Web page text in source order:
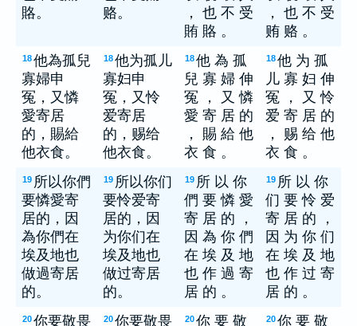
賂。
赂。
， 也 不 受
賄 賂 。
， 也 不 受
贿 赂 。
18他為孤兒
寡婦申
冤，又憐
愛寄居
的，賜給
他衣食。
18他为孤儿
寡妇申
冤，又怜
爱寄居
的，赐给
他衣食。
18他 為 孤
兒 寡 婦 伸
冤 ， 又 憐
愛 寄 居 的
， 賜 給 他
衣 食 。
18他 为 孤
儿 寡 妇 伸
冤 ， 又 怜
爱 寄 居 的
， 赐 给 他
衣 食 。
19 所以你們
要憐愛寄
居的，因
為你們在
埃及地也
做過寄居
的。
19 所以你们
要怜爱寄
居的，因
为你们在
埃及地也
做过寄居
的。
19 所 以 你
們 要 憐 愛
寄 居 的 ，
因 為 你 們
在 埃 及 地
也 作 過 寄
居 的 。
19 所 以 你
们 要 怜 爱
寄 居 的 ，
因 为 你 们
在 埃 及 地
也 作 过 寄
居 的 。
20你要敬畏
20你要敬畏
20你 要 敬
20你 要 敬